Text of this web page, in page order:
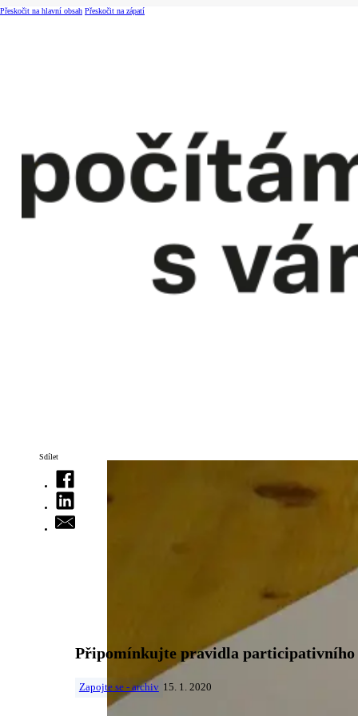
Přeskočit na hlavní obsah Přeskočit na zápatí
Sdílet
Připomínkujte pravidla participativního
Zapojte se - archiv 15. 1. 2020